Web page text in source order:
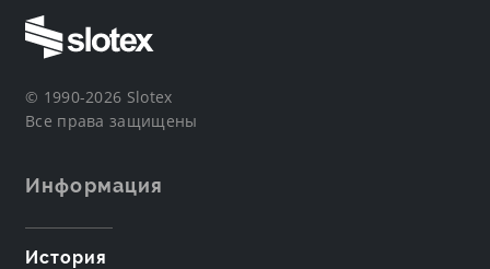
© 1990-2026 Slotex
Все права защищены
Информация
История